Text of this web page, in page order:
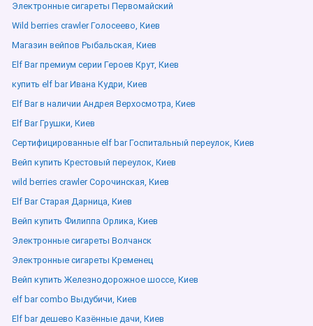
Электронные сигареты Первомайский
Wild berries crawler Голосеево, Киев
Магазин вейпов Рыбальская, Киев
Elf Bar премиум серии Героев Крут, Киев
купить elf bar Ивана Кудри, Киев
Elf Bar в наличии Андрея Верхосмотра, Киев
Elf Bar Грушки, Киев
Сертифицированные elf bar Госпитальный переулок, Киев
Вейп купить Крестовый переулок, Киев
wild berries crawler Сорочинская, Киев
Elf Bar Старая Дарница, Киев
Вейп купить Филиппа Орлика, Киев
Электронные сигареты Волчанск
Электронные сигареты Кременец
Вейп купить Железнодорожное шоссе, Киев
elf bar combo Выдубичи, Киев
Elf bar дешево Казённые дачи, Киев